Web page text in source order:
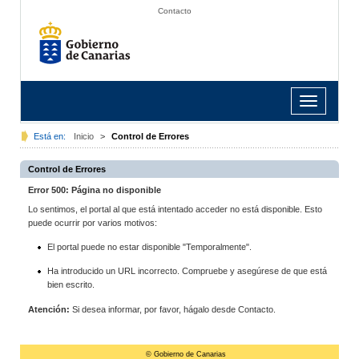
Contacto
Toggle
navigation
Está en: Inicio > Control de Errores
Control de Errores
Error 500: Página no disponible
Lo sentimos, el portal al que está intentado acceder no está disponible. Esto
puede ocurrir por varios motivos:
El portal puede no estar disponible "Temporalmente".
Ha introducido un URL incorrecto. Compruebe y asegúrese de que está
bien escrito.
Atención: Si desea informar, por favor, hágalo desde Contacto.
© Gobierno de Canarias